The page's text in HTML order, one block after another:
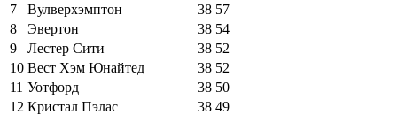
7
Вулверхэмптон 38 57
8
Эвертон 38 54
9
Лестер Сити 38 52
10 Вест Хэм Юнайтед 38 52
11 Уотфорд 38 50
12 Кристал Пэлас 38 49